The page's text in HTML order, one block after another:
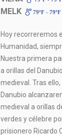
MELK
79ºF - 79ºF
Hoy recorreremos
Humanidad,
Nuestra primera
a orillas del
medieval. Tras
Danubio
medieval a orillas
verdes y célebre
prisionero Ricardo